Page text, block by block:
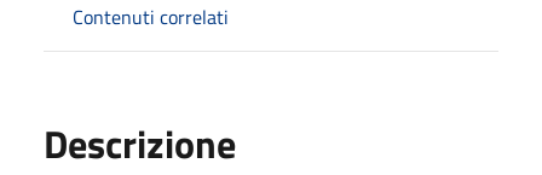
Contenuti correlati
Descrizione